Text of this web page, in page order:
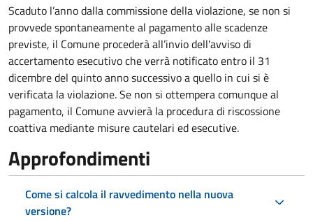
Scaduto l’anno dalla commissione della violazione, se non si
provvede spontaneamente al pagamento alle scadenze
previste, il Comune procederà all’invio dell'avviso di
accertamento esecutivo che verrà notificato entro il 31
dicembre del quinto anno successivo a quello in cui si è
verificata la violazione. Se non si ottempera comunque al
pagamento, il Comune avvierà la procedura di riscossione
coattiva mediante misure cautelari ed esecutive.
Approfondimenti
Come si calcola il ravvedimento nella nuova
versione?